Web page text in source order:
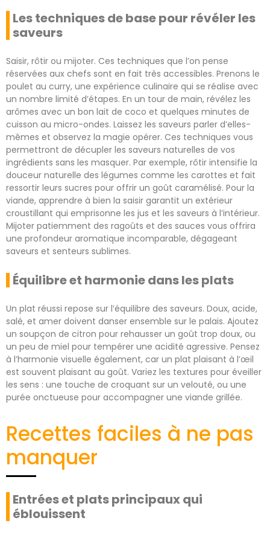
Les techniques de base pour révéler les
saveurs
Saisir, rôtir ou mijoter. Ces techniques que l’on pense
réservées aux chefs sont en fait très accessibles. Prenons le
poulet au curry, une expérience culinaire qui se réalise avec
un nombre limité d’étapes. En un tour de main, révélez les
arômes avec un bon lait de coco et quelques minutes de
cuisson au micro-ondes. Laissez les saveurs parler d’elles-
mêmes et observez la magie opérer. Ces techniques vous
permettront de décupler les saveurs naturelles de vos
ingrédients sans les masquer. Par exemple, rôtir intensifie la
douceur naturelle des légumes comme les carottes et fait
ressortir leurs sucres pour offrir un goût caramélisé. Pour la
viande, apprendre à bien la saisir garantit un extérieur
croustillant qui emprisonne les jus et les saveurs à l’intérieur.
Mijoter patiemment des ragoûts et des sauces vous offrira
une profondeur aromatique incomparable, dégageant
saveurs et senteurs sublimes.
Équilibre et harmonie dans les plats
Un plat réussi repose sur l’équilibre des saveurs. Doux, acide,
salé, et amer doivent danser ensemble sur le palais. Ajoutez
un soupçon de citron pour rehausser un goût trop doux, ou
un peu de miel pour tempérer une acidité agressive. Pensez
à l’harmonie visuelle également, car un plat plaisant à l’œil
est souvent plaisant au goût. Variez les textures pour éveiller
les sens : une touche de croquant sur un velouté, ou une
purée onctueuse pour accompagner une viande grillée.
Recettes faciles à ne pas
manquer
Entrées et plats principaux qui
éblouissent